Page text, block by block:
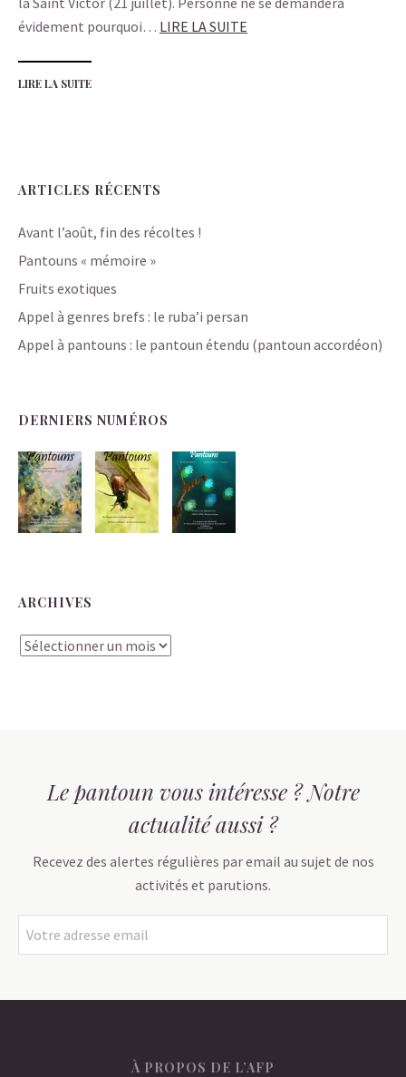
évidement pourquoi… LIRE LA SUITE
LIRE LA SUITE
ARTICLES RÉCENTS
Avant l’août, fin des récoltes !
Pantouns « mémoire »
Fruits exotiques
Appel à genres brefs : le ruba’i persan
Appel à pantouns : le pantoun étendu (pantoun accordéon)
DERNIERS NUMÉROS
ARCHIVES
Archives
Le pantoun vous intéresse ? Notre
actualité aussi ?
Recevez des alertes régulières par email au sujet de nos
activités et parutions.
À PROPOS DE L’AFP